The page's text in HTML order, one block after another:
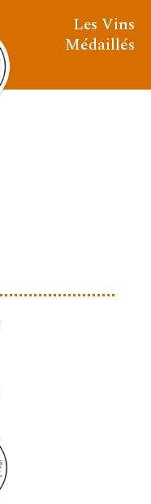
Les Vins
Médaillés